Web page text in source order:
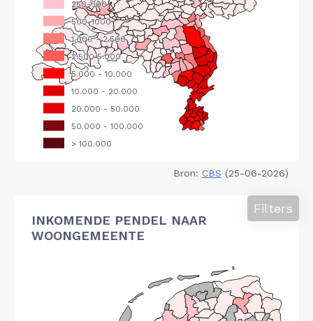
Bron: CBS (25-06-2026)
INKOMENDE PENDEL NAAR
WOONGEMEENTE
Filters